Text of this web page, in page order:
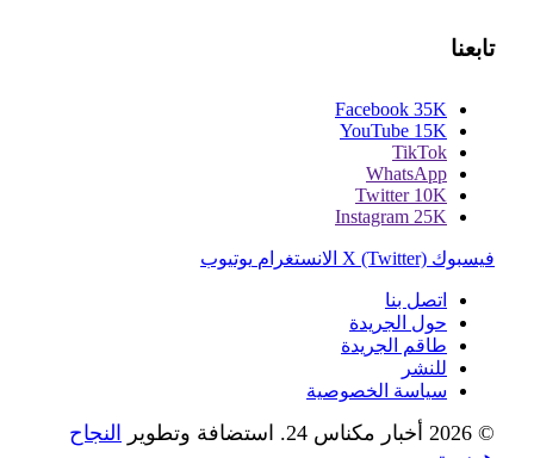
تابعنا
Facebook 35K
YouTube 15K
TikTok
WhatsApp
Twitter 10K
Instagram 25K
فيسبوك X (Twitter) الانستغرام يوتيوب
اتصل بنا
حول الجريدة
طاقم الجريدة
للنشر
سياسة الخصوصية
© 2026 أخبار مكناس 24. استضافة وتطوير
النجاح